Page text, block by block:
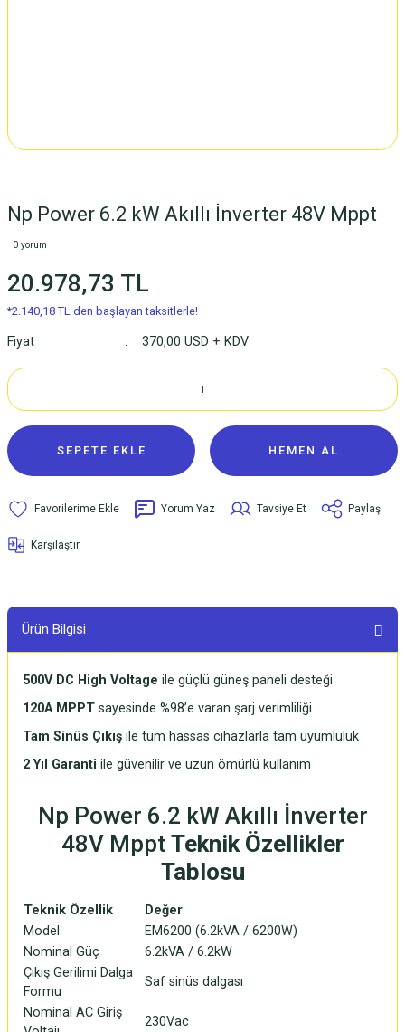
Np Power 6.2 kW Akıllı İnverter 48V Mppt
0 yorum
20.978,73 TL
*2.140,18 TL den başlayan taksitlerle!
Fiyat 370,00 USD + KDV
SEPETE EKLE HEMEN AL
Yorum Yaz Tavsiye Et Paylaş
Karşılaştır
Ürün Bilgisi
500V DC High Voltage ile güçlü güneş paneli desteği
120A MPPT sayesinde %98’e varan şarj verimliliği
Tam Sinüs Çıkış ile tüm hassas cihazlarla tam uyumluluk
2 Yıl Garanti ile güvenilir ve uzun ömürlü kullanım
Np Power 6.2 kW Akıllı İnverter
48V MpptTeknik Özellikler
Tablosu
Teknik Özellik
Değer
Model
EM6200 (6.2kVA / 6200W)
Nominal Güç
6.2kVA / 6.2kW
Çıkış Gerilimi Dalga
Formu
Saf sinüs dalgası
Nominal AC Giriş
230Vac